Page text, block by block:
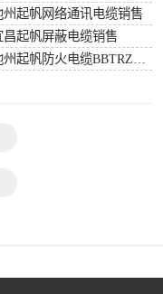
州起帆网络通讯电缆销售
昌起帆屏蔽电缆销售